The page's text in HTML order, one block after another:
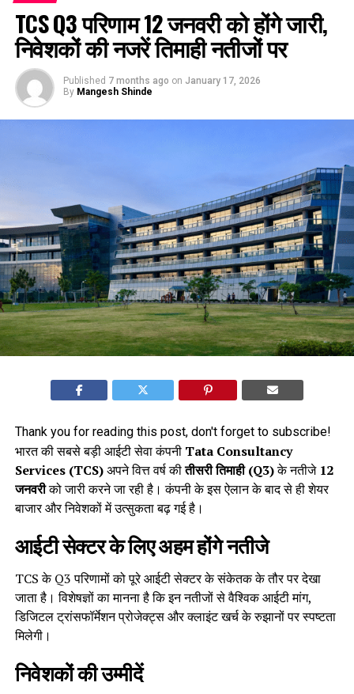
TCS Q3 परिणाम 12 जनवरी को होंगे जारी,
निवेशकों की नजरें तिमाही नतीजों पर
Published 7 months ago on January 17, 2026
By Mangesh Shinde
Thank you for reading this post, don't forget to subscribe!
भारत की सबसे बड़ी आईटी सेवा कंपनी Tata Consultancy
Services (TCS)अपने वित्त वर्ष कीतीसरी तिमाही (Q3)के नतीजे 12
जनवरीको जारी करने जा रही है। कंपनी के इस ऐलान के बाद से ही शेयर
बाजार और निवेशकों में उत्सुकता बढ़ गई है।
आईटी सेक्टर के लिए अहम होंगे नतीजे
TCS के Q3 परिणामों को पूरे आईटी सेक्टर के संकेतक के तौर पर देखा
जाता है। विशेषज्ञों का मानना है कि इन नतीजों से वैश्विक आईटी मांग,
डिजिटल ट्रांसफॉर्मेशन प्रोजेक्ट्स और क्लाइंट खर्च के रुझानों पर स्पष्टता
मिलेगी।
निवेशकों की उम्मीदें